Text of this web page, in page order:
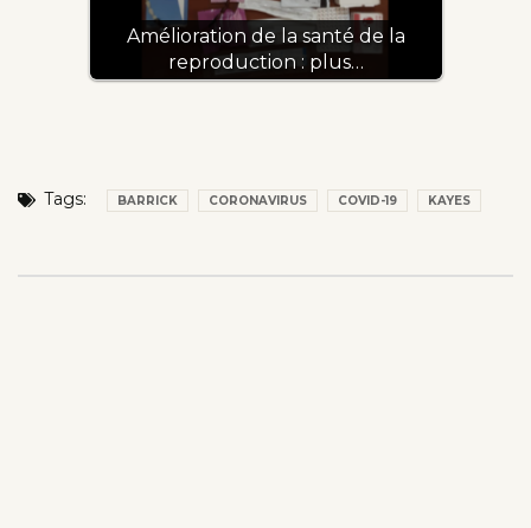
Amélioration de la santé de la
reproduction : plus…
Tags: BARRICK CORONAVIRUS COVID-19 KAYES